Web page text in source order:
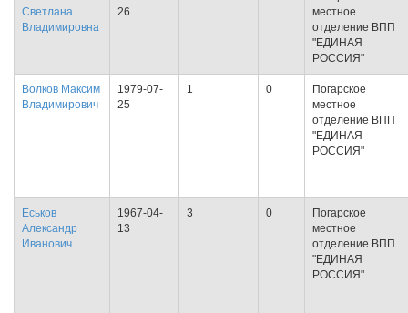
Светлана
Владимировна
26
местное
отделение ВПП
"ЕДИНАЯ
РОССИЯ"
Волков Максим
Владимирович
1979-07-
25
1 0
Погарское
местное
отделение ВПП
"ЕДИНАЯ
РОССИЯ"
Еськов
Александр
Иванович
1967-04-
13
3 0
Погарское
местное
отделение ВПП
"ЕДИНАЯ
РОССИЯ"